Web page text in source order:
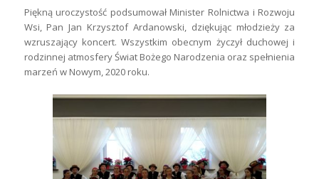
Piękną uroczystość podsumował Minister Rolnictwa i Rozwoju
Wsi, Pan Jan Krzysztof Ardanowski, dziękując młodzieży za
wzruszający koncert. Wszystkim obecnym życzył duchowej i
rodzinnej atmosfery Świat Bożego Narodzenia oraz spełnienia
marzeń w Nowym, 2020 roku.